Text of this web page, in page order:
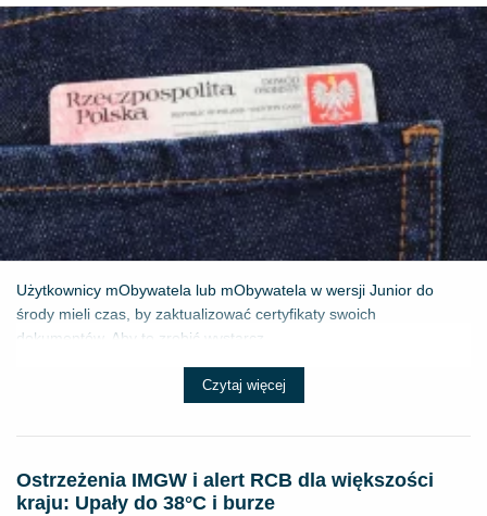
Użytkownicy mObywatela lub mObywatela w wersji Junior do
środy mieli czas, by zaktualizować certyfikaty swoich
dokumentów. Aby to zrobić wystarcz...
Czytaj więcej
Ostrzeżenia IMGW i alert RCB dla większości
kraju: Upały do 38°C i burze